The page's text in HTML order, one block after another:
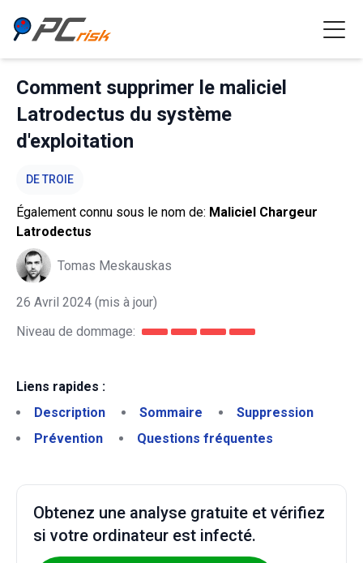
Comment supprimer le maliciel
Latrodectus du système
d'exploitation
DE TROIE
Également connu sous le nom de: Maliciel Chargeur
Latrodectus
Tomas Meskauskas
26 Avril 2024 (mis à jour)
Niveau de dommage:
Liens rapides :
Description
Sommaire
Suppression
Prévention
Questions fréquentes
Obtenez une analyse gratuite et vérifiez
si votre ordinateur est infecté.